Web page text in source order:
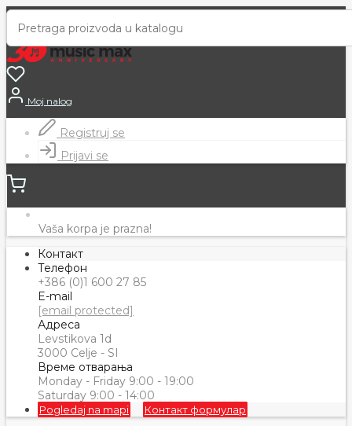
Moj nalog
Registruj se
Prijavi se
Vaša korpa je prazna!
Контакт
Телефон
+386 (0)1 600 27 85
E-mail
[email protected]
Адреса
Levstikova 1d
3000 Celje - SI
Време отварања
Monday - Friday 9:00 - 19:00
Saturday 9:00 - 14:00
Pogledaj na mapi Контакт формулар